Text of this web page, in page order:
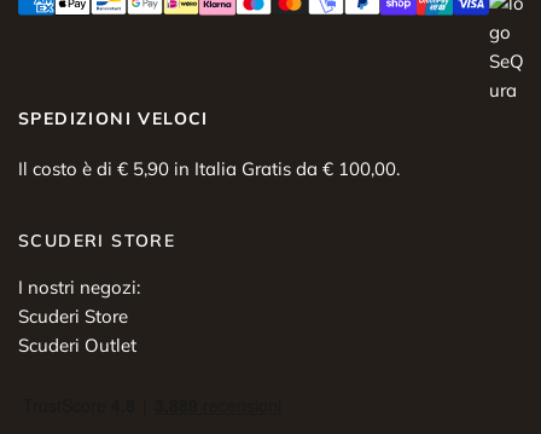
SPEDIZIONI VELOCI
Il costo è di € 5,90 in Italia Gratis da € 100,00.
SCUDERI STORE
I nostri negozi:
Scuderi Store
Scuderi Outlet